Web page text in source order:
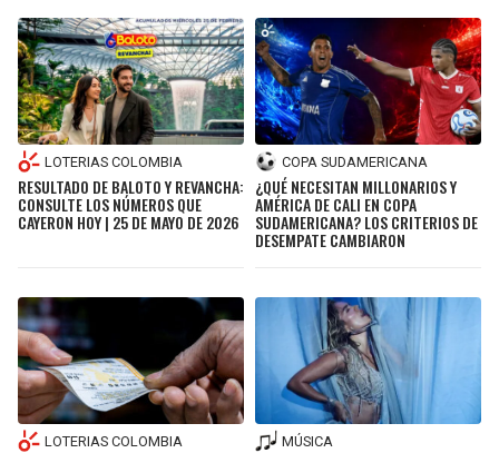
LOTERIAS COLOMBIA
RESULTADO DE BALOTO Y REVANCHA:
CONSULTE LOS NÚMEROS QUE
CAYERON HOY | 25 DE MAYO DE 2026
COPA SUDAMERICANA
¿QUÉ NECESITAN MILLONARIOS Y
AMÉRICA DE CALI EN COPA
SUDAMERICANA? LOS CRITERIOS DE
DESEMPATE CAMBIARON
LOTERIAS COLOMBIA MÚSICA